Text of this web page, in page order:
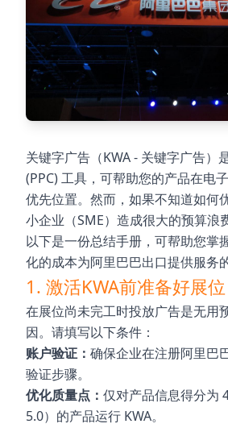
关键字广告（KWA - 关键字广告）
(PPC) 工具，可帮助您的产品在电
优先位置。然而，如果不知道如何
小企业（SME）造成很大的预算浪费
以下是一份总结手册，可帮助您掌
化的成本为阿里巴巴出口提供服务
1. 激活KWA前准备好展位
在展位尚未完工时投放广告是无用
因。请填写以下条件：
账户验证： 确保企业在注册阿里巴
验证步骤。
优化质量点： 仅对产品信息得分为
5.0）的产品运行 KWA。